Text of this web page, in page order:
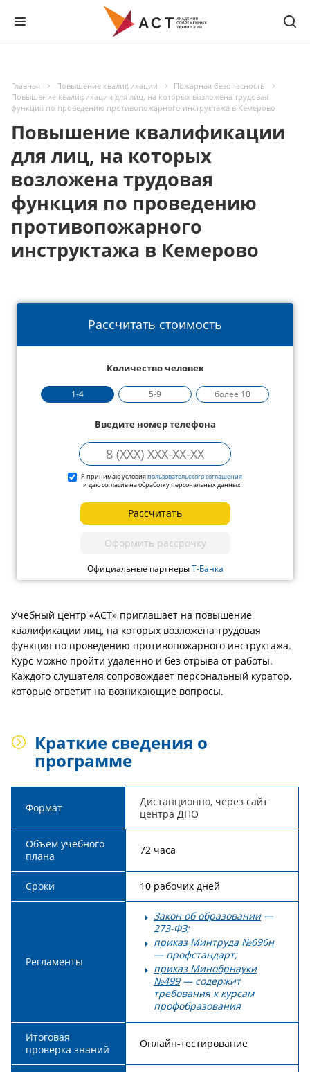
Главная Повышение квалификации
Пожарная безопасность
Повышение квалификации для лиц, на которых возложена трудовая
функция по проведению противопожарного инструктажа в Кемерово
Повышение квалификации
для лиц, на которых
возложена трудовая
функция по проведению
противопожарного
инструктажа в Кемерово
Рассчитать стоимость
Количество человек
1-4 5-9 более 10
Введите номер телефона
Я принимаю условияпользовательского соглашения
и даю согласие на обработку персональных данных
Рассчитать
Оформить рассрочку
Официальные партнерыТ-Банка
Учебный центр «АСТ» приглашает на повышение
квалификации лиц, на которых возложена трудовая
функция по проведению противопожарного инструктажа.
Курс можно пройти удаленно и без отрыва от работы.
Каждого слушателя сопровождает персональный куратор,
которые ответит на возникающие вопросы.
Краткие сведения о
программе
Формат
Дистанционно, через сайт
центра ДПО
Объем учебного
плана
72 часа
Сроки 10 рабочих дней
Регламенты
Закон об образовании—
273-ФЗ;
приказ Минтруда №696н
— профстандарт;
приказ Минобрнауки
№499— содержит
требования к курсам
профобразования
Итоговая
проверка знаний
Онлайн-тестирование